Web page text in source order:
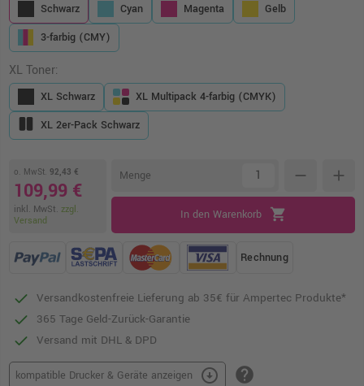
Schwarz Cyan Magenta
Gelb
3-farbig (CMY)
XL Toner:
XL Schwarz
XL Multipack 4-farbig (CMYK)
XL 2er-Pack Schwarz
o. MwSt. 92,43 €
109,99 €
inkl. MwSt. zzgl.
Versand
Menge remove add
In den Warenkorb shopping_cart
Rechnung
Versandkostenfreie Lieferung ab 35€ für Ampertec Produkte*
365 Tage Geld-Zurück-Garantie
Versand mit DHL & DPD
kompatible Drucker & Geräte anzeigen arrow_circle_down help